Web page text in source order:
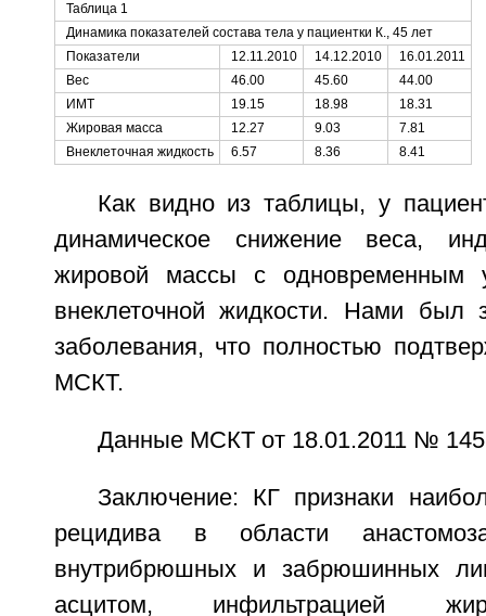
Таблица 1
Динамика показателей состава тела у пациентки К., 45 лет
Показатели
12.11.2010 14.12.2010
16.01.2011
Вес
46.00 45.60
44.00
ИМТ
19.15 18.98
18.31
Жировая масса
12.27 9.03
7.81
Внеклеточная жидкость
6.57 8.36 8.41
Как видно из таблицы, у
динамическое снижение веса,
жировой массы с одновременным
внеклеточной жидкости. Нами был
заболевания, что полностью
МСКТ.
Данные МСКТ от 18.01.2011 №
Заключение: КГ признаки
рецидива в области
внутрибрюшных и забрюшинных
асцитом, инфильтрацией